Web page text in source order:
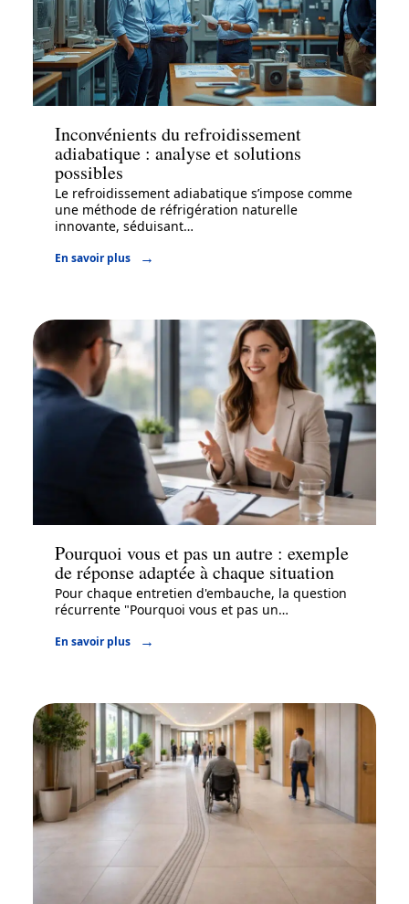
Actu
Inconvénients du refroidissement
adiabatique : analyse et solutions
possibles
Le refroidissement adiabatique s’impose comme
une méthode de réfrigération naturelle
innovante, séduisant…
En savoir plus
Pourquoi vous et pas un autre : exemple
de réponse adaptée à chaque situation
Pour chaque entretien d'embauche, la question
récurrente "Pourquoi vous et pas un…
En savoir plus